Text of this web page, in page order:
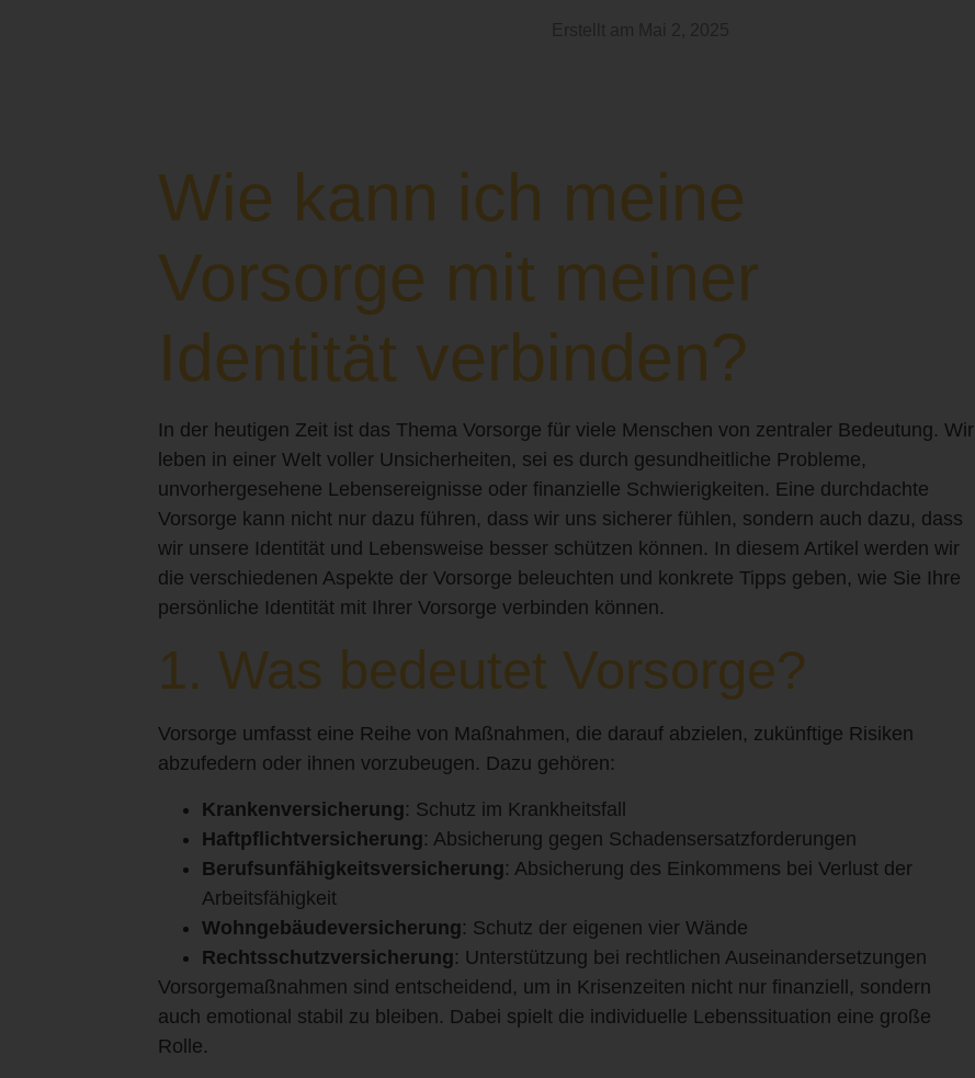
Wie kann ich meine
Vorsorge mit meiner
Identität verbinden?
In der heutigen Zeit ist das Thema Vorsorge für viele Menschen von zentraler Bedeutung. Wir
leben in einer Welt voller Unsicherheiten, sei es durch gesundheitliche Probleme,
unvorhergesehene Lebensereignisse oder finanzielle Schwierigkeiten. Eine durchdachte
Vorsorge kann nicht nur dazu führen, dass wir uns sicherer fühlen, sondern auch dazu, dass
wir unsere Identität und Lebensweise besser schützen können. In diesem Artikel werden wir
die verschiedenen Aspekte der Vorsorge beleuchten und konkrete Tipps geben, wie Sie Ihre
persönliche Identität mit Ihrer Vorsorge verbinden können.
1. Was bedeutet Vorsorge?
Vorsorge umfasst eine Reihe von Maßnahmen, die darauf abzielen, zukünftige Risiken
abzufedern oder ihnen vorzubeugen. Dazu gehören:
Krankenversicherung: Schutz im Krankheitsfall
Haftpflichtversicherung: Absicherung gegen Schadensersatzforderungen
Berufsunfähigkeitsversicherung: Absicherung des Einkommens bei Verlust der
Arbeitsfähigkeit
Wohngebäudeversicherung: Schutz der eigenen vier Wände
Rechtsschutzversicherung: Unterstützung bei rechtlichen Auseinandersetzungen
Vorsorgemaßnahmen sind entscheidend, um in Krisenzeiten nicht nur finanziell, sondern
auch emotional stabil zu bleiben. Dabei spielt die individuelle Lebenssituation eine große
Rolle.